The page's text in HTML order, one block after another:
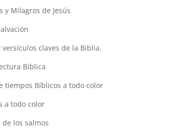
y Milagros de Jesús
versículos claves de la Biblia.
Bíblica
tiempos Bíblicos a todo color
a todo color
de los salmos